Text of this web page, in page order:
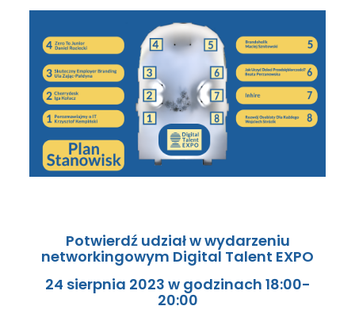
Potwierdź udział w wydarzeniu
networkingowym Digital Talent EXPO
24 sierpnia 2023 w godzinach 18:00-
20:00